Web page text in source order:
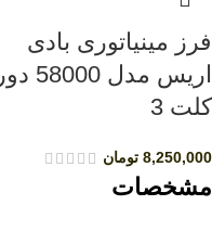
فرز مینیاتوری بادی
اریس مدل 58000 دور
کلت 3
8,250,000 تومان
مشخصات